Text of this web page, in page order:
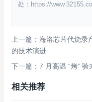
处：https://
上一篇：海洛芯片代烧
的技术演进
下一篇：7 月高温 “烤”
相关推荐